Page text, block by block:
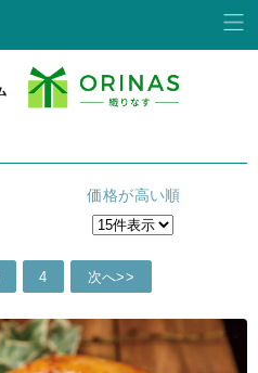
価格が高い順
4 次へ>>